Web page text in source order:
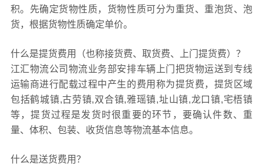
积。先确定货物性质，货物性质可分为重货、重泡货、泡
货，根据货物性质确定单价。
什么是提货费用（也称接货费、取货费、上门提货费）？
江汇物流公司物流业务部安排车辆上门把货物运送到专线
运输商进行配载过程中产生的费用称为提货费，提货区域
包括鹤城镇,古劳镇,双合镇,雅瑶镇,址山镇,龙口镇,宅梧镇
等，提货过程是发货时很重要的环节，要确认件数、重
量、体积、包装、收货信息等物流基本信息。
什么是送货费用？